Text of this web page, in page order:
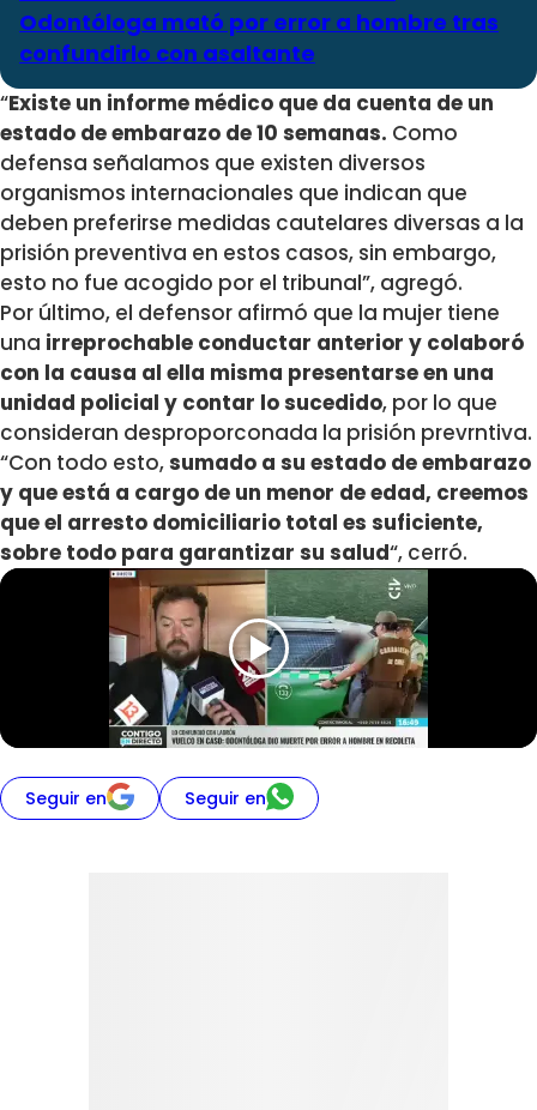
Odontóloga mató por error a hombre tras
confundirlo con asaltante
“Existe un informe médico que da cuenta de un
estado de embarazo de 10 semanas. Como
defensa señalamos que existen diversos
organismos internacionales que indican que
deben preferirse medidas cautelares diversas a la
prisión preventiva en estos casos, sin embargo,
esto no fue acogido por el tribunal”, agregó.
Por último, el defensor afirmó que la mujer tiene
una irreprochable conductar anterior y colaboró
con la causa al ella misma presentarse en una
unidad policial y contar lo sucedido, por lo que
consideran desproporconada la prisión prevrntiva.
“Con todo esto,sumado a su estado de embarazo
y que está a cargo de un menor de edad, creemos
que el arresto domiciliario total es suficiente,
sobre todo para garantizar su salud“, cerró.
Seguir en Seguir en